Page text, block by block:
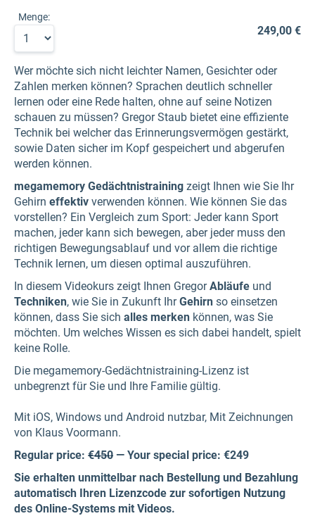
Menge:
249,00 €
Wer möchte sich nicht leichter Namen, Gesichter oder
Zahlen merken können? Sprachen deutlich schneller
lernen oder eine Rede halten, ohne auf seine Notizen
schauen zu müssen? Gregor Staub bietet eine effiziente
Technik bei welcher das Erinnerungsvermögen gestärkt,
sowie Daten sicher im Kopf gespeichert und abgerufen
werden können.
megamemory Gedächtnistraining zeigt Ihnen wie Sie Ihr
Gehirn effektiv verwenden können. Wie können Sie das
vorstellen? Ein Vergleich zum Sport: Jeder kann Sport
machen, jeder kann sich bewegen, aber jeder muss den
richtigen Bewegungsablauf und vor allem die richtige
Technik lernen, um diesen optimal auszuführen.
In diesem Videokurs zeigt Ihnen GregorAbläufe und
Techniken, wie Sie in Zukunft IhrGehirn so einsetzen
können, dass Sie sich alles merken können, was Sie
möchten. Um welches Wissen es sich dabei handelt, spielt
keine Rolle.
Die megamemory-Gedächtnistraining-Lizenz ist
unbegrenzt für Sie und Ihre Familie gültig.
Mit iOS, Windows und Android nutzbar, Mit Zeichnungen
von Klaus Voormann.
Regular price: €450 — Your special price: €249
Sie erhalten unmittelbar nach Bestellung und Bezahlung
automatisch Ihren Lizenzcode zur sofortigen Nutzung
des Online-Systems mit Videos.